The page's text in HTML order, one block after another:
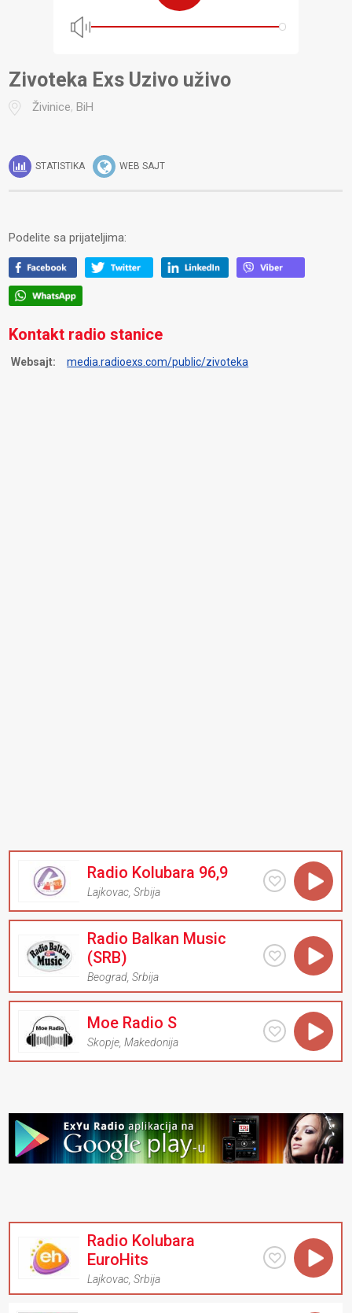
Zivoteka Exs Uzivo uživo
Živinice,BiH
STATISTIKA WEB SAJT
Podelite sa prijateljima:
Kontakt radio stanice
Websajt: media.radioexs.com/public/zivoteka
Radio Kolubara 96,9
Lajkovac ,Srbija
Radio Balkan Music
(SRB)
Beograd ,Srbija
Moe Radio S
Skopje ,Makedonija
Radio Kolubara
EuroHits
Lajkovac ,Srbija